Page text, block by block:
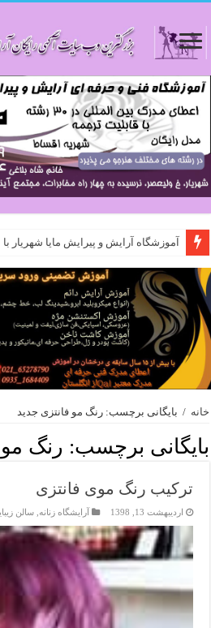
آموزشگاه آرایش و پیرایش مایا شهریار
خانه / بایگانی برچسب: رنگ مو فانتزی جدید
بایگانی برچسب: رنگ مو
ترکیب رنگ موی فانتزی
اردیبهشت 13, 1398 آرایشگاه زنانه ,سالن